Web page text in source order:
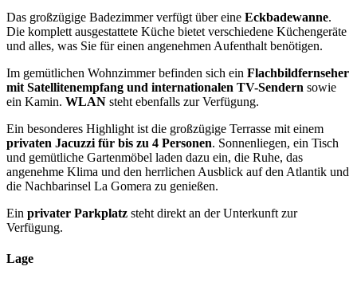
Das großzügige Badezimmer verfügt über eine Eckbadewanne.
Die komplett ausgestattete Küche bietet verschiedene Küchengeräte
und alles, was Sie für einen angenehmen Aufenthalt benötigen.
Im gemütlichen Wohnzimmer befinden sich ein Flachbildfernseher
mit Satellitenempfang und internationalen TV-Sendern sowie
ein Kamin. WLAN steht ebenfalls zur Verfügung.
Ein besonderes Highlight ist die großzügige Terrasse mit einem
privaten Jacuzzi für bis zu 4 Personen. Sonnenliegen, ein Tisch
und gemütliche Gartenmöbel laden dazu ein, die Ruhe, das
angenehme Klima und den herrlichen Ausblick auf den Atlantik und
die Nachbarinsel La Gomera zu genießen.
Ein privater Parkplatz steht direkt an der Unterkunft zur
Verfügung.
Lage